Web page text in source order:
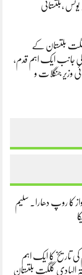
،بلتستانی
بلتستان کے
جانب ایک اہم قدم،
وزیر جنگلات و
کا روپ دھارا. سلیم
عوام کی تاریخ کا ایک اہم
الہادی گلگت بلتستان